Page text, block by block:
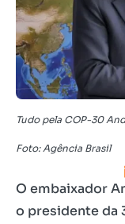
Tudo pela COP-30
Foto: Agência Brasil
O embaixador
o presidente da